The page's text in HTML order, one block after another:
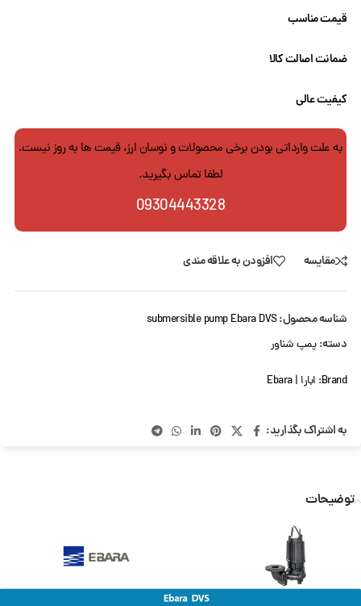
قیمت مناسب
ضمانت اصالت کالا
کیفیت عالی
به علت وارداتی بودن برخی محصولات و نوسان ارز، قیمت ها به روز نیست.
لطفا تماس بگیرید.
09304443328
مقایسه افزودن به علاقه مندی
شناسه محصول:submersible pump Ebara DVS
دسته: پمپ شناور
Brand: ابارا | Ebara
به اشتراک بگذارید:
توضیحات